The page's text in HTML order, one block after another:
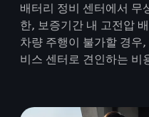
배터리 정비 센터에서 무
한, 보증기간 내 고전압
차량 주행이 불가할 경
비스 센터로 견인하는 비